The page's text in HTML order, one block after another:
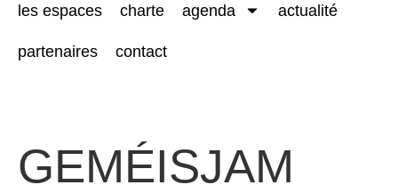
les espaces charte agenda actualité
partenaires contact
GEMÉISJAM